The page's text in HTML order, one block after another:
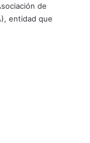
de
entidad que